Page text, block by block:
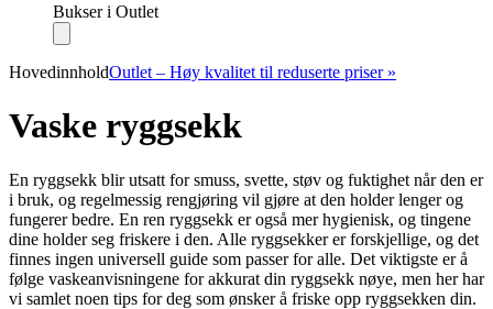
Bukser i Outlet
HovedinnholdOutlet – Høy kvalitet til reduserte priser »
Vaske ryggsekk
En ryggsekk blir utsatt for smuss, svette, støv og fuktighet når den er
i bruk, og regelmessig rengjøring vil gjøre at den holder lenger og
fungerer bedre. En ren ryggsekk er også mer hygienisk, og tingene
dine holder seg friskere i den. Alle ryggsekker er forskjellige, og det
finnes ingen universell guide som passer for alle. Det viktigste er å
følge vaskeanvisningene for akkurat din ryggsekk nøye, men her har
vi samlet noen tips for deg som ønsker å friske opp ryggsekken din.